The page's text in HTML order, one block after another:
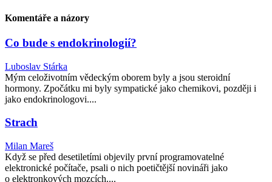
Komentáře a názory
Co bude s endokrinologií?
Luboslav Stárka
Mým celoživotním vědeckým oborem byly a jsou steroidní
hormony. Zpočátku mi byly sympatické jako chemikovi, později i
jako endokrinologovi....
Strach
Milan Mareš
Když se před desetiletími objevily první programovatelné
elektronické počítače, psali o nich poetičtější novináři jako
o elektronkových mozcích....